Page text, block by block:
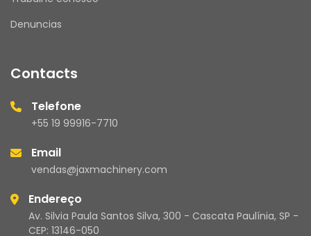
Denuncias
Contacts
Telefone
+55 19 99916-7710
Email
vendas@jaxmachinery.com
Endereço
Av. Silvia Paula Santos Silva, 300 - Cascata Paulínia, SP -
CEP: 13146-050